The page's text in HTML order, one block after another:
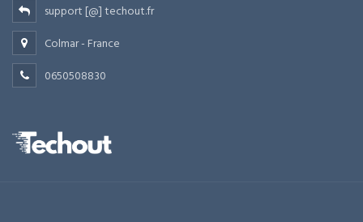
support [@] techout.fr
Colmar - France
0650508830